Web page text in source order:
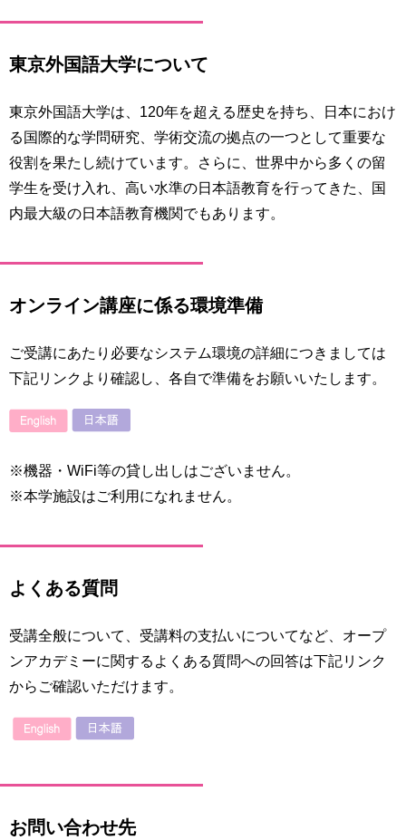
東京外国語大学について
東京外国語大学は、120年を超える歴史を持ち、日本におけ
る国際的な学問研究、学術交流の拠点の一つとして重要な
役割を果たし続けています。さらに、世界中から多くの留
学生を受け入れ、高い水準の日本語教育を行ってきた、国
内最大級の日本語教育機関でもあります。
オンライン講座に係る環境準備
ご受講にあたり必要なシステム環境の詳細につきましては
下記リンクより確認し、各自で準備をお願いいたします。
※機器・WiFi等の貸し出しはございません。
※本学施設はご利用になれません。
よくある質問
受講全般について、受講料の支払いについてなど、オープ
ンアカデミーに関するよくある質問への回答は下記リンク
からご確認いただけます。
お問い合わせ先